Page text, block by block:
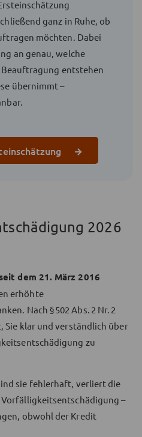
ganz in Ruhe, ob
möchten. Dabei
an genau, welche
Beauftragung entstehen
übernimmt –
2026
dem 21. März 2016
erhöhte
Nach § 502 Abs. 2 Nr. 2
Sie klar und verständlich über
zu
sie fehlerhaft, verliert die
–
obwohl der Kredit